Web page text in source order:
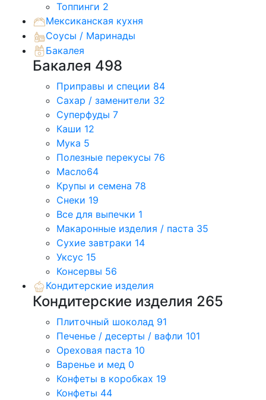
Топпинги 2
Мексиканская кухня
Соусы / Маринады
Бакалея
Бакалея 498
Приправы и специи 84
Сахар / заменители 32
Суперфуды 7
Каши 12
Мука 5
Полезные перекусы 76
Масло64
Крупы и семена 78
Снеки 19
Все для выпечки 1
Макаронные изделия / паста 35
Сухие завтраки 14
Уксус 15
Консервы 56
Кондитерские изделия
Кондитерские изделия 265
Плиточный шоколад 91
Печенье / десерты / вафли 101
Ореховая паста 10
Варенье и мед 0
Конфеты в коробках 19
Конфеты 44